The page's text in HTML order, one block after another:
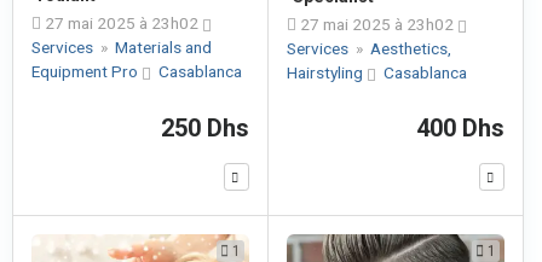
27 mai 2025 à 23h02
Services » Materials and
Equipment Pro
Casablanca
250 Dhs
27 mai 2025 à 23h02
Services » Aesthetics,
Hairstyling
Casablanca
400 Dhs
1 1